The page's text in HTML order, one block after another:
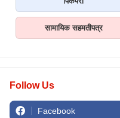
सामायिक सहमतीपत्र
Facebook